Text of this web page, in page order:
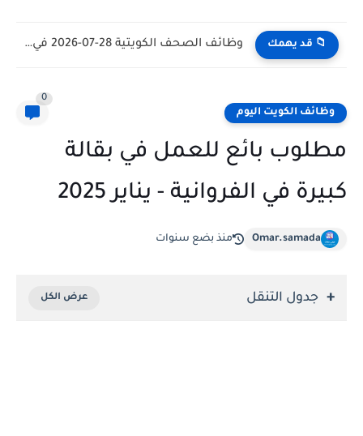
📁 قد يهمك وظائف الكويت اليوم بتاريخ 28-07-2026 للأجانب والمواطنين في مختلف التخصصات
وظائف الكويت اليوم
0
مطلوب بائع للعمل في بقالة
كبيرة في الفروانية - يناير 2025
Omar.samada منذ بضع سنوات
جدول التنقل